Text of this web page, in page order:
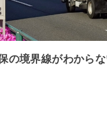
の境界線がわから